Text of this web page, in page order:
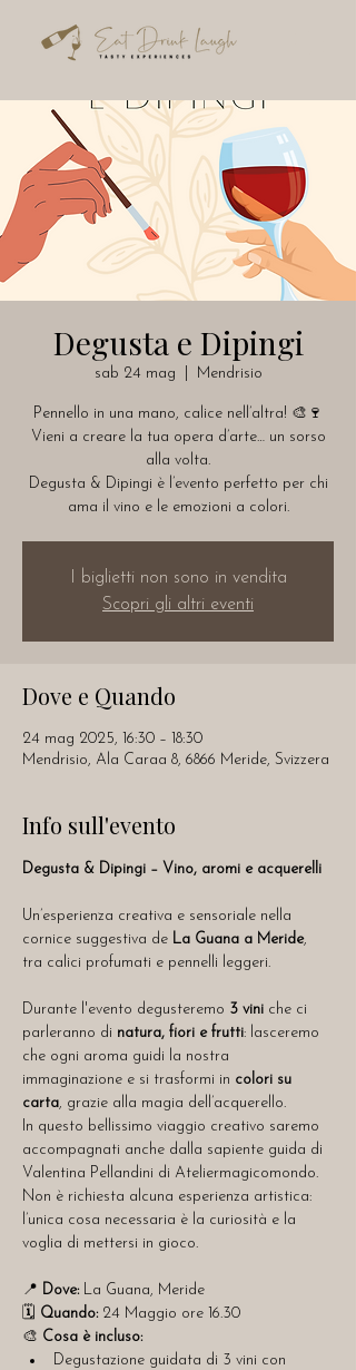
Degusta e Dipingi
sab 24 mag Mendrisio
Pennello in una mano, calice nell’altra! 🎨🍷
Vieni a creare la tua opera d’arte… un sorso
alla volta.
Degusta & Dipingi è l’evento perfetto per chi
ama il vino e le emozioni a colori.
I biglietti non sono in vendita
Scopri gli altri eventi
Dove e Quando
24 mag 2025, 16:30 – 18:30
Mendrisio, Ala Caraa 8, 6866 Meride, Svizzera
Info sull'evento
Degusta & Dipingi – Vino, aromi e acquerelli
Un’esperienza creativa e sensoriale nella
cornice suggestiva de La Guana a Meride,
tra calici profumati e pennelli leggeri.
Durante l'evento degusteremo 3 vini che ci
parleranno di natura, fiori e frutti: lasceremo
che ogni aroma guidi la nostra
immaginazione e si trasformi in colori su
carta, grazie alla magia dell’acquerello.
In questo bellissimo viaggio creativo saremo
accompagnati anche dalla sapiente guida di
Valentina Pellandini di Ateliermagicomondo.
Non è richiesta alcuna esperienza artistica:
l’unica cosa necessaria è la curiosità e la
voglia di mettersi in gioco.
📍 Dove: La Guana, Meride
🗓️ Quando: 24 Maggio ore 16.30
🎨 Cosa è incluso:
Degustazione guidata di 3 vini con